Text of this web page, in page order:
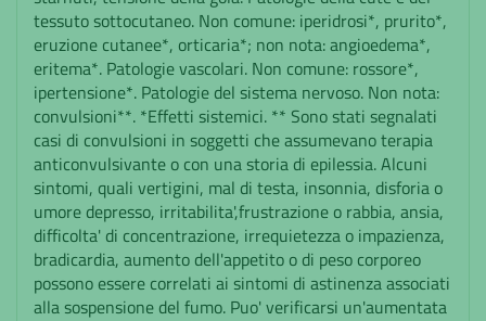
tessuto sottocutaneo. Non comune: iperidrosi*, prurito*,
eruzione cutanee*, orticaria*; non nota: angioedema*,
eritema*. Patologie vascolari. Non comune: rossore*,
ipertensione*. Patologie del sistema nervoso. Non nota:
convulsioni**. *Effetti sistemici. ** Sono stati segnalati
casi di convulsioni in soggetti che assumevano terapia
anticonvulsivante o con una storia di epilessia. Alcuni
sintomi, quali vertigini, mal di testa, insonnia, disforia o
umore depresso, irritabilita',frustrazione o rabbia, ansia,
difficolta' di concentrazione, irrequietezza o impazienza,
bradicardia, aumento dell'appetito o di peso corporeo
possono essere correlati ai sintomi di astinenza associati
alla sospensione del fumo. Puo' verificarsi un'aumentata